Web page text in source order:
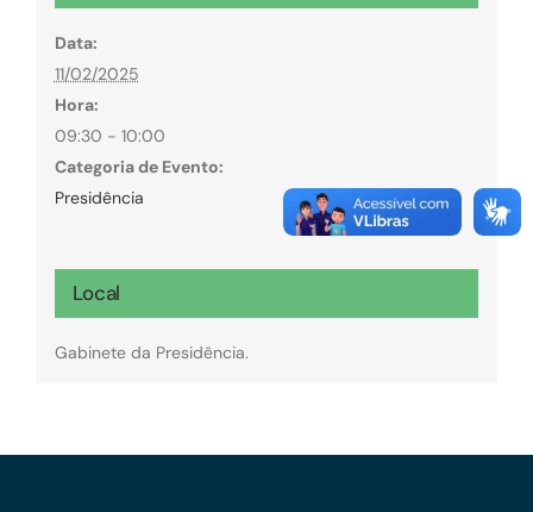
Data:
11/02/2025
Hora:
09:30 - 10:00
Categoria de Evento:
Presidência
Local
Gabinete da Presidência.